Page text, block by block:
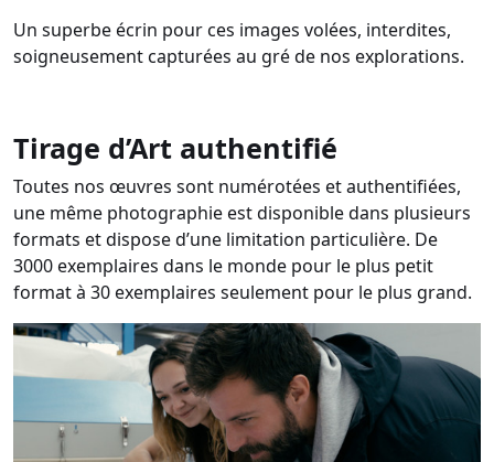
Un superbe écrin pour ces images volées, interdites,
soigneusement capturées au gré de nos explorations.
Tirage d’Art authentifié
Toutes nos œuvres sont numérotées et authentifiées,
une même photographie est disponible dans plusieurs
formats et dispose d’une limitation particulière. De
3000 exemplaires dans le monde pour le plus petit
format à 30 exemplaires seulement pour le plus grand.